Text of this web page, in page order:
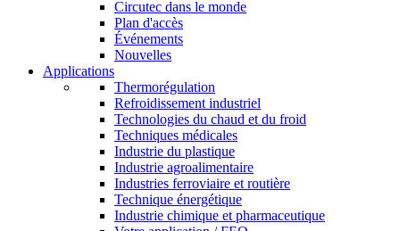
Circutec dans le monde
Plan d'accès
Événements
Nouvelles
Applications
Thermorégulation
Refroidissement industriel
Technologies du chaud et du froid
Techniques médicales
Industrie du plastique
Industrie agroalimentaire
Industries ferroviaire et routière
Technique énergétique
Industrie chimique et pharmaceutique